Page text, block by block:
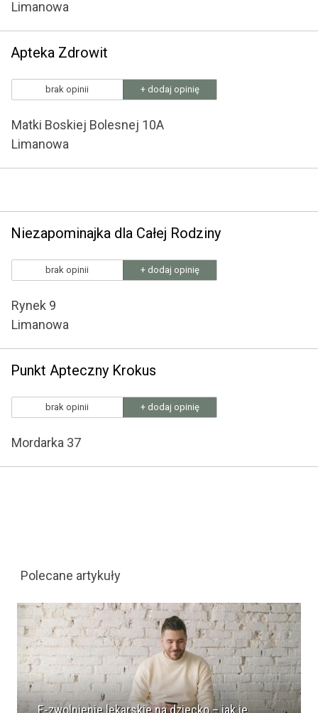
Limanowa
Apteka Zdrowit
brak opinii + dodaj opinię
Matki Boskiej Bolesnej 10A
Limanowa
Niezapominajka dla Całej Rodziny
brak opinii + dodaj opinię
Rynek 9
Limanowa
Punkt Apteczny Krokus
brak opinii + dodaj opinię
Mordarka 37
Polecane artykuły
E-zwolnienie lekarskie na dziecko – jak je